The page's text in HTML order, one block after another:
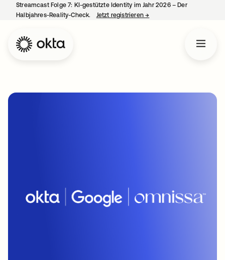
Streamcast Folge 7: KI-gestützte Identity im Jahr 2026 – Der
Halbjahres-Reality-Check.
Jetzt registrieren→